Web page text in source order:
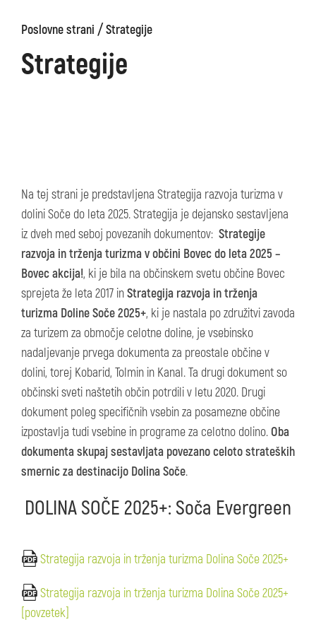
Poslovne strani /Strategije
Strategije
Na tej strani je predstavljena Strategija razvoja turizma v
dolini Soče do leta 2025. Strategija je dejansko sestavljena
iz dveh med seboj povezanih dokumentov: Strategije
razvoja in trženja turizma v občini Bovec do leta 2025 –
Bovec akcija!, ki je bila na občinskem svetu občine Bovec
sprejeta že leta 2017 inStrategija razvoja in trženja
turizma Doline Soče 2025+, ki je nastala po združitvi zavoda
za turizem za območje celotne doline, je vsebinsko
nadaljevanje prvega dokumenta za preostale občine v
dolini, torej Kobarid, Tolmin in Kanal. Ta drugi dokument so
občinski sveti naštetih občin potrdili v letu 2020. Drugi
dokument poleg specifičnih vsebin za posamezne občine
izpostavlja tudi vsebine in programe za celotno dolino. Oba
dokumenta skupaj sestavljata povezano celoto strateških
smernic za destinacijo Dolina Soče.
DOLINA SOČE 2025+: Soča Evergreen
Strategija razvoja in trženja turizma Dolina Soče 2025+
Strategija razvoja in trženja turizma Dolina Soče 2025+
[povzetek]